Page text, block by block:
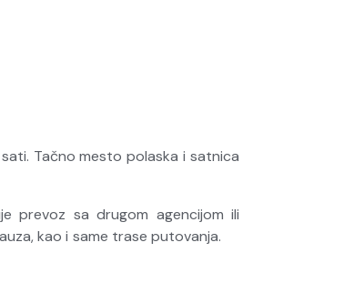
Tačno mesto polaska i satnica
prevoz sa drugom agencijom ili
kao i same trase putovanja.